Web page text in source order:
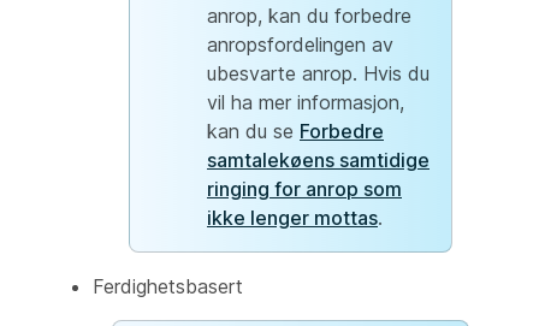
anrop, kan du forbedre
anropsfordelingen av
ubesvarte anrop. Hvis du
vil ha mer informasjon,
kan du se Forbedre
samtalekøens samtidige
ringing for anrop som
ikke lenger mottas.
Ferdighetsbasert